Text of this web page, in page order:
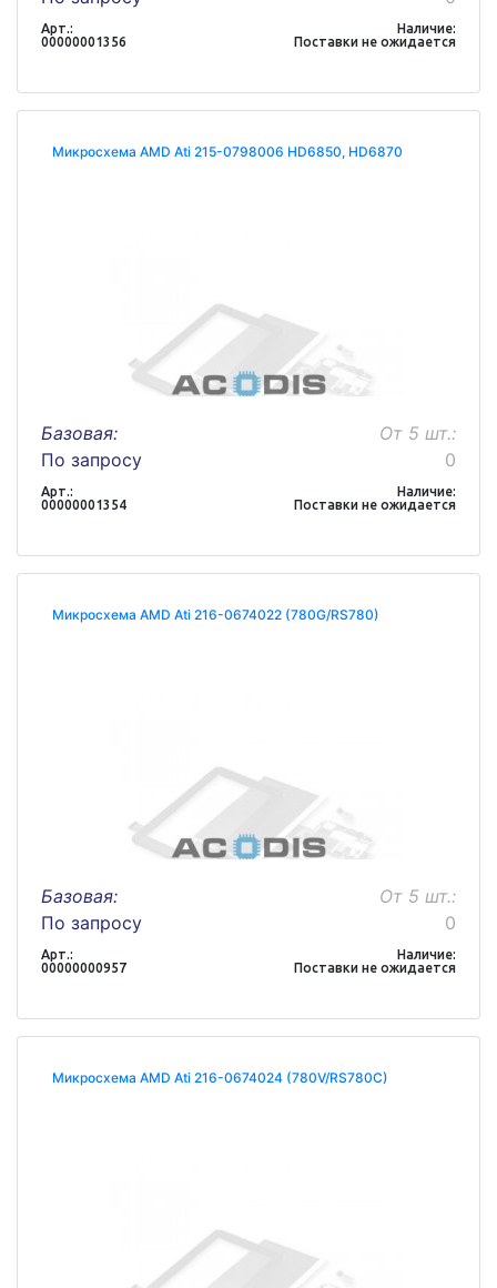
Арт.:
00000001356
Наличие:
Поставки не ожидается
Микросхема AMD Ati 215-0798006 HD6850, HD6870
Базовая:
По запросу
От 5 шт.:
0
Арт.:
00000001354
Наличие:
Поставки не ожидается
Микросхема AMD Ati 216-0674022 (780G/RS780)
Базовая:
По запросу
От 5 шт.:
0
Арт.:
00000000957
Наличие:
Поставки не ожидается
Микросхема AMD Ati 216-0674024 (780V/RS780C)